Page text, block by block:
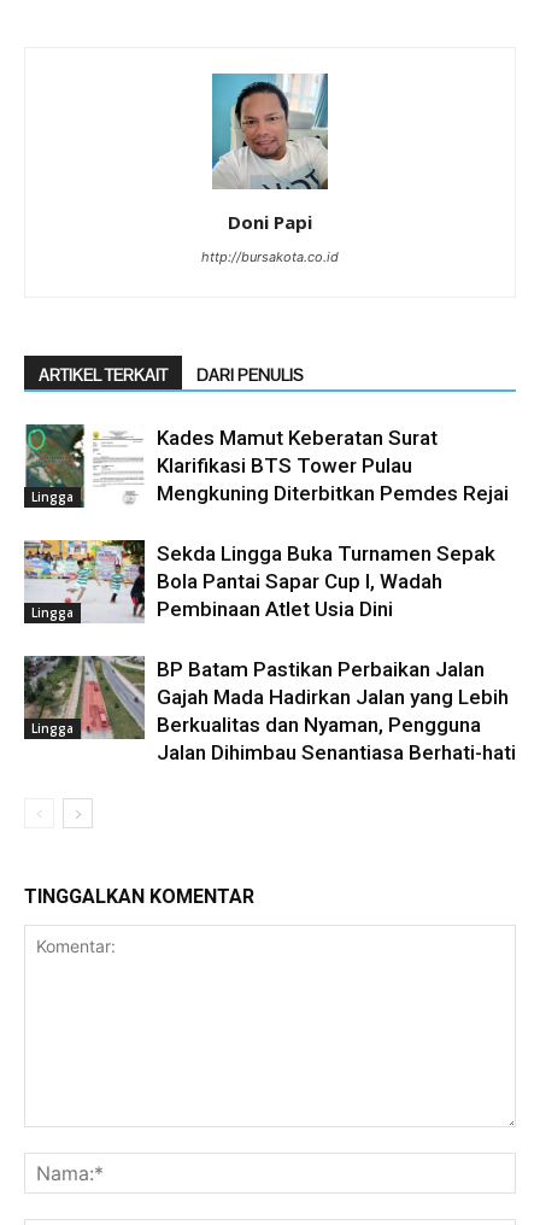
Doni Papi
http://bursakota.co.id
ARTIKEL TERKAIT DARI PENULIS
Lingga
Kades Mamut Keberatan Surat
Klarifikasi BTS Tower Pulau
Mengkuning Diterbitkan Pemdes Rejai
Lingga
Sekda Lingga Buka Turnamen Sepak
Bola Pantai Sapar Cup I, Wadah
Pembinaan Atlet Usia Dini
Lingga
BP Batam Pastikan Perbaikan Jalan
Gajah Mada Hadirkan Jalan yang Lebih
Berkualitas dan Nyaman, Pengguna
Jalan Dihimbau Senantiasa Berhati-hati
TINGGALKAN KOMENTAR